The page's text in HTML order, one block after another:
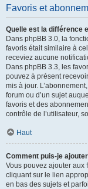
Favoris et
Quelle est la différence
Dans phpBB 3.0, la
favoris était similaire à
receviez aucune
Dans phpBB 3.3, les
pouvez à présent
mis à jour.
forum ou d’un sujet
favoris et des
contrôle de l’utilisateur,
Haut
Comment puis-je
Vous pouvez ajouter aux
cliquant sur le lien
en bas des sujets et